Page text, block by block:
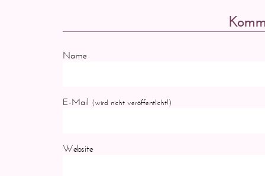
Name
E-Mail (wird nicht veröffentlicht!)
Website